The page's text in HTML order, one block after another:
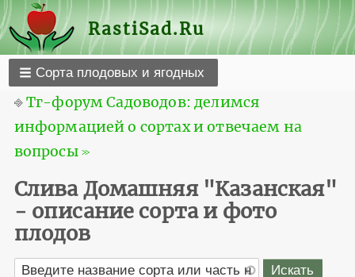
RastiSad.Ru
Сорта плодовых и ягодных
⎆Тг-форум Садоводов: делимся
информацией о сортах и отвечаем на
вопросы ≫
Слива Домашняя "Казанская"
- описание сорта и фото
плодов